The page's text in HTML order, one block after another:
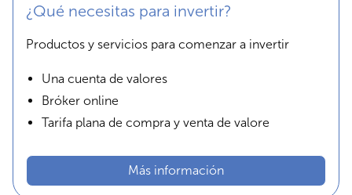
¿Qué necesitas para invertir?
Productos y servicios para comenzar a invertir
Una cuenta de valores
Bróker online
Tarifa plana de compra y venta de valore
Más información